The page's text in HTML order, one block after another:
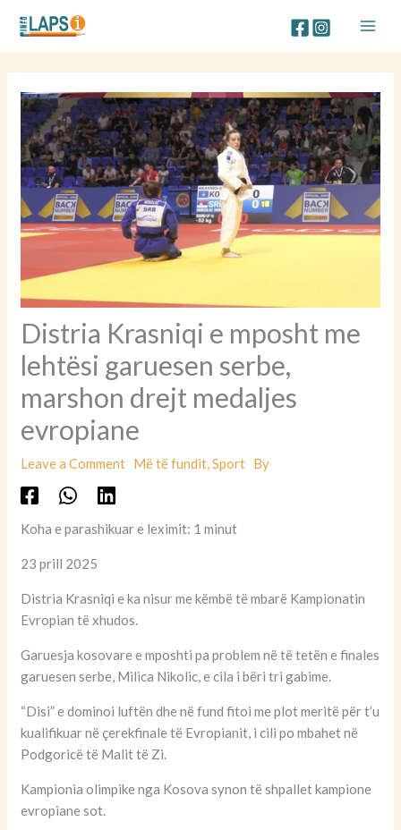
content
Distria Krasniqi e mposht me
lehtësi garuesen serbe,
marshon drejt medaljes
evropiane
Leave a Comment Më të fundit,Sport By
Koha e parashikuar e leximit: 1 minut
23 prill 2025
Distria Krasniqi e ka nisur me këmbë të mbarë Kampionatin
Evropian të xhudos.
Garuesja kosovare e mposhti pa problem në të tetën e finales
garuesen serbe, Milica Nikolic, e cila i bëri tri gabime.
“Disi” e dominoi luftën dhe në fund fitoi me plot meritë për t’u
kualifikuar në çerekfinale të Evropianit, i cili po mbahet në
Podgoricë të Malit të Zi.
Kampionia olimpike nga Kosova synon të shpallet kampione
evropiane sot.